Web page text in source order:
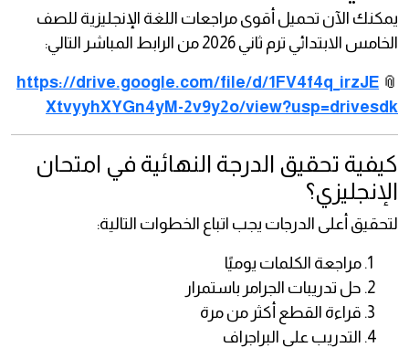
يمكنك الآن تحميل أقوى مراجعات اللغة الإنجليزية للصف
الخامس الابتدائي ترم ثاني 2026 من الرابط المباشر التالي:
📎
https://drive.google.com/file/d/1FV4f4q_irzJE
XtvyyhXYGn4yM-2v9y2o/view?usp=drivesdk
كيفية تحقيق الدرجة النهائية في امتحان
الإنجليزي؟
لتحقيق أعلى الدرجات يجب اتباع الخطوات التالية:
مراجعة الكلمات يوميًا
حل تدريبات الجرامر باستمرار
قراءة القطع أكثر من مرة
التدريب على البراجراف